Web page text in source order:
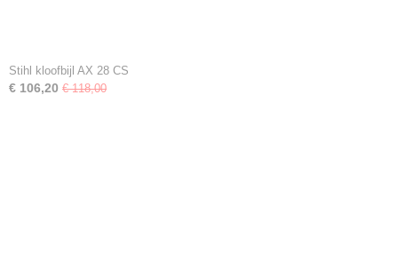
Stihl kloofbijl AX 28 CS
€ 106,20 € 118,00